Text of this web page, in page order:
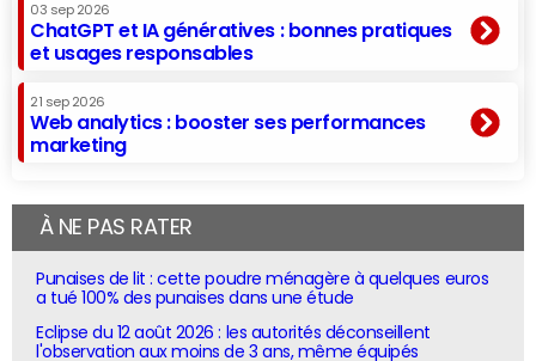
03 sep 2026
ChatGPT et IA génératives : bonnes pratiques
et usages responsables
21 sep 2026
Web analytics : booster ses performances
marketing
À NE PAS RATER
Punaises de lit : cette poudre ménagère à quelques euros
a tué 100% des punaises dans une étude
Eclipse du 12 août 2026 : les autorités déconseillent
l'observation aux moins de 3 ans, même équipés